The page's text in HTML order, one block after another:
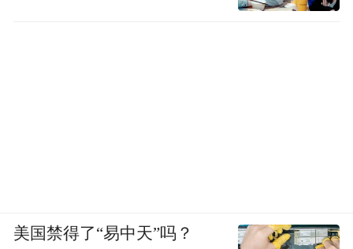
美国禁得了“易中天”吗？